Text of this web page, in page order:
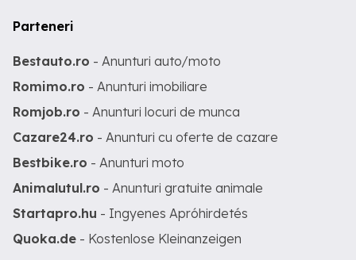
Parteneri
Bestauto.ro - Anunturi auto/moto
Romimo.ro - Anunturi imobiliare
Romjob.ro - Anunturi locuri de munca
Cazare24.ro - Anunturi cu oferte de cazare
Bestbike.ro - Anunturi moto
Animalutul.ro - Anunturi gratuite animale
Startapro.hu - Ingyenes Apróhirdetés
Quoka.de - Kostenlose Kleinanzeigen